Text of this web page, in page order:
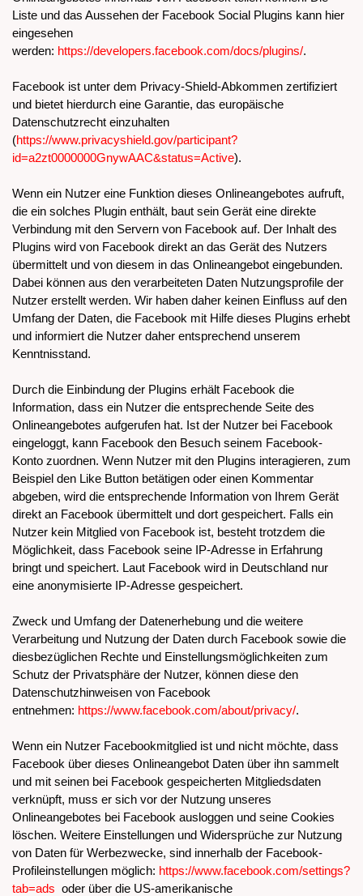
Liste und das Aussehen der Facebook Social Plugins kann hier
eingesehen
werden: https://developers.facebook.com/docs/plugins/.
Facebook ist unter dem Privacy-Shield-Abkommen zertifiziert
und bietet hierdurch eine Garantie, das europäische
Datenschutzrecht einzuhalten
(https://www.privacyshield.gov/participant?
id=a2zt0000000GnywAAC&status=Active).
Wenn ein Nutzer eine Funktion dieses Onlineangebotes aufruft,
die ein solches Plugin enthält, baut sein Gerät eine direkte
Verbindung mit den Servern von Facebook auf. Der Inhalt des
Plugins wird von Facebook direkt an das Gerät des Nutzers
übermittelt und von diesem in das Onlineangebot eingebunden.
Dabei können aus den verarbeiteten Daten Nutzungsprofile der
Nutzer erstellt werden. Wir haben daher keinen Einfluss auf den
Umfang der Daten, die Facebook mit Hilfe dieses Plugins erhebt
und informiert die Nutzer daher entsprechend unserem
Kenntnisstand.
Durch die Einbindung der Plugins erhält Facebook die
Information, dass ein Nutzer die entsprechende Seite des
Onlineangebotes aufgerufen hat. Ist der Nutzer bei Facebook
eingeloggt, kann Facebook den Besuch seinem Facebook-
Konto zuordnen. Wenn Nutzer mit den Plugins interagieren, zum
Beispiel den Like Button betätigen oder einen Kommentar
abgeben, wird die entsprechende Information von Ihrem Gerät
direkt an Facebook übermittelt und dort gespeichert. Falls ein
Nutzer kein Mitglied von Facebook ist, besteht trotzdem die
Möglichkeit, dass Facebook seine IP-Adresse in Erfahrung
bringt und speichert. Laut Facebook wird in Deutschland nur
eine anonymisierte IP-Adresse gespeichert.
Zweck und Umfang der Datenerhebung und die weitere
Verarbeitung und Nutzung der Daten durch Facebook sowie die
diesbezüglichen Rechte und Einstellungsmöglichkeiten zum
Schutz der Privatsphäre der Nutzer, können diese den
Datenschutzhinweisen von Facebook
entnehmen: https://www.facebook.com/about/privacy/.
Wenn ein Nutzer Facebookmitglied ist und nicht möchte, dass
Facebook über dieses Onlineangebot Daten über ihn sammelt
und mit seinen bei Facebook gespeicherten Mitgliedsdaten
verknüpft, muss er sich vor der Nutzung unseres
Onlineangebotes bei Facebook ausloggen und seine Cookies
löschen. Weitere Einstellungen und Widersprüche zur Nutzung
von Daten für Werbezwecke, sind innerhalb der Facebook-
Profileinstellungen möglich: https://www.facebook.com/settings?
tab=ads oder über die US-amerikanische